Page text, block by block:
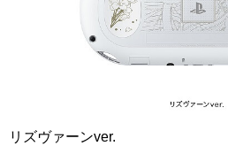
リズヴァーンver.